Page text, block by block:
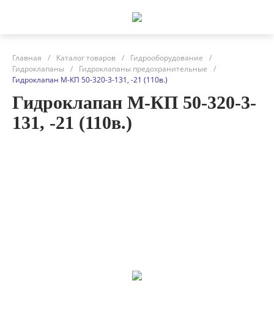
Главная / Каталог товаров / Гидрооборудование
/
Гидроклапаны
/ Гидроклапаны предохранительные
/
Гидроклапан М-КП 50-320-3-131, -21 (110в.)
Гидроклапан М-КП 50-320-3-
131, -21 (110в.)